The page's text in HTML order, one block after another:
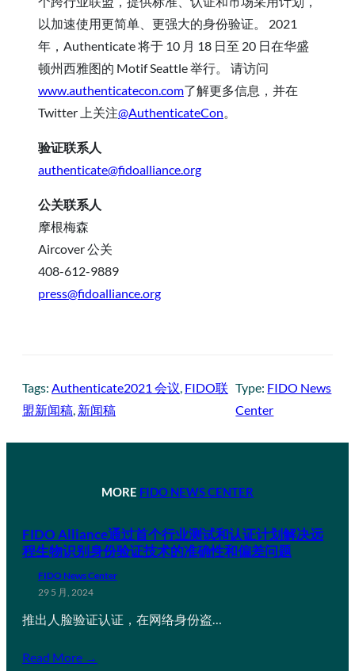
以加速使用更简单、更强大的身份验证。 2021
年，Authenticate 将于 10 月 18 日至 20 日在华盛
顿州西雅图的 Motif Seattle 举行。 请访问
www.authenticatecon.com了解更多信息，并在
Twitter 上关注@AuthenticateCon。
验证联系人
authenticate@fidoalliance.org
公关联系人
摩根梅森
Aircover 公关
408-612-9889
press@fidoalliance.org
Tags: Authenticate2021 会议 FIDO联
盟新闻稿 新闻稿
Type: FIDO News
Center
MORE FIDO NEWS CENTER
FIDO Alliance通过首个行业测试和认证计划解决远
程生物识别身份验证技术的准确性和偏差问题
FIDO News Center
29 5 月, 2024
推出人脸验证认证，在网络身份盗…
Read More →